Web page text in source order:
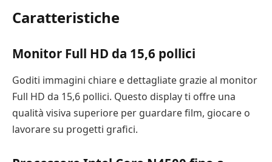
Caratteristiche
Monitor Full HD da 15,6 pollici
Goditi immagini chiare e dettagliate grazie al monitor
Full HD da 15,6 pollici. Questo display ti offre una
qualità visiva superiore per guardare film, giocare o
lavorare su progetti grafici.